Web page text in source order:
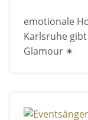
emotionale
Karlsruhe
Glamour ✴